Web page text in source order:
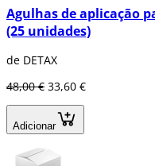
Agulhas de aplicação
(25 unidades)
de DETAX
48,00 € 33,60 €
Adicionar